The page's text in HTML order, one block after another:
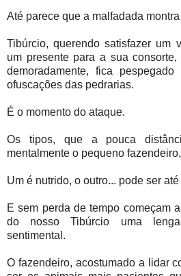
Até parece que a malfadada
Tibúrcio, querendo satisfazer um
um presente para a sua
demoradamente, fica
ofuscações das pedrarias.
É o momento do ataque.
Os tipos, que a pouca
mentalmente o pequeno
Um é nutrido, o outro... pode ser
E sem perda de tempo começam
do nosso Tibúrcio uma
sentimental.
O fazendeiro, acostumado a lidar